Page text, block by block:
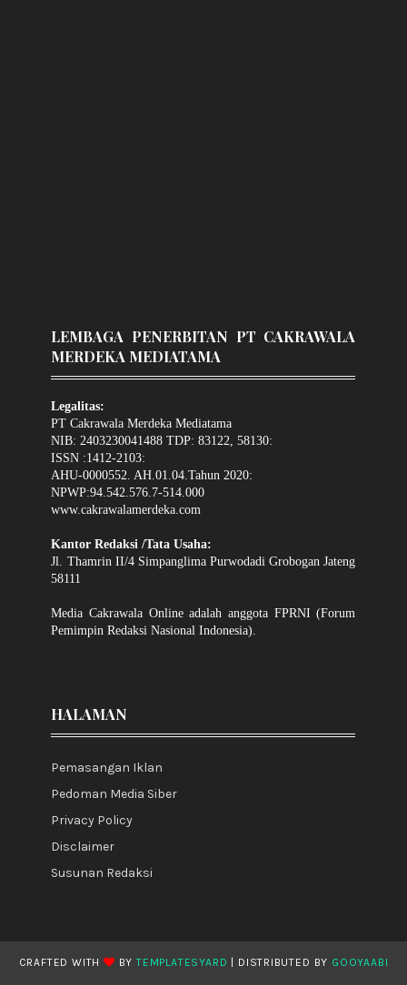
LEMBAGA PENERBITAN PT CAKRAWALA
MERDEKA MEDIATAMA
Legalitas:
PT Cakrawala Merdeka Mediatama
NIB: 2403230041488 TDP: 83122, 58130:
ISSN :1412-2103:
AHU-0000552. AH.01.04.Tahun 2020:
NPWP:94.542.576.7-514.000
www.cakrawalamerdeka.com
Kantor Redaksi /Tata Usaha:
Jl. Thamrin II/4 Simpanglima Purwodadi Grobogan Jateng
58111
Media Cakrawala Online adalah anggota FPRNI (Forum
Pemimpin Redaksi Nasional Indonesia).
HALAMAN
Pemasangan Iklan
Pedoman Media Siber
Privacy Policy
Disclaimer
Susunan Redaksi
CRAFTED WITH BYTEMPLATESYARD | DISTRIBUTED BY GOOYAABI